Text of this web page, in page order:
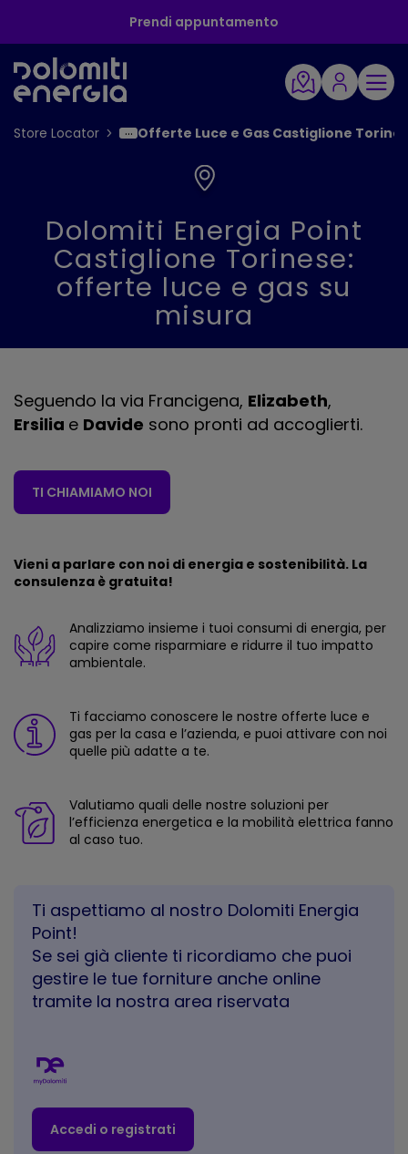
Prendi appuntamento
Store Locator Offerte Luce e Gas Castiglione
Dolomiti Energia Point
Castiglione Torinese:
offerte luce e gas su
misura
Seguendo la via Francigena, Elizabeth,
Ersilia e Davide sono pronti ad accoglierti.
TI CHIAMIAMO NOI
Vieni a parlare con noi di energia e sostenibilità. La
consulenza è gratuita!
Analizziamo insieme i tuoi consumi di energia, per
capire come risparmiare e ridurre il tuo impatto
ambientale.
Ti facciamo conoscere le nostre offerte luce e
gas per la casa e l’azienda, e puoi attivare con noi
quelle più adatte a te.
Valutiamo quali delle nostre soluzioni per
l’efficienza energetica e la mobilità elettrica fanno
al caso tuo.
Ti aspettiamo al nostro Dolomiti Energia
Point!
Se sei già cliente ti ricordiamo che puoi
gestire le tue forniture anche online
tramite la nostra area riservata
Accedi o registrati